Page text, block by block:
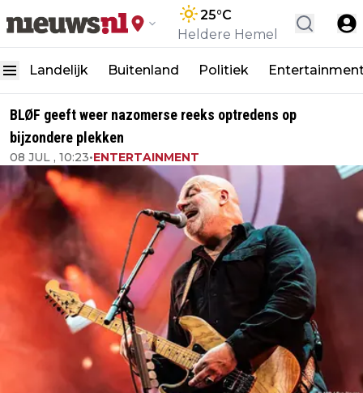
25°C
Heldere Hemel
Landelijk Buitenland Politiek
BLØF geeft weer nazomerse reeks optredens op
bijzondere plekken
08 JUL , 10:23•ENTERTAINMENT